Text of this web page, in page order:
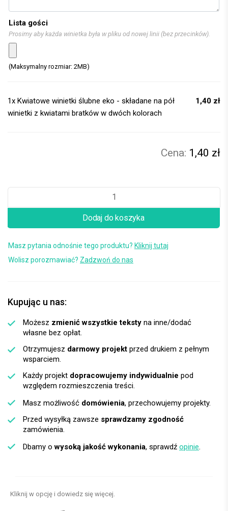
Lista gości
Prosimy aby każda winietka była w pliku od nowej linii (bez przecinków).
(Maksymalny rozmiar: 2MB)
1x Kwiatowe winietki ślubne eko - składane na pół
winietki z kwiatami bratków w dwóch kolorach
1,40 zł
1,40 zł
Dodaj do koszyka
Masz pytania odnośnie tego produktu? Kliknij tutaj
Wolisz porozmawiać? Zadzwoń do nas
Kupując u nas:
Możesz zmienić wszystkie teksty na inne/dodać
własne bez opłat.
Otrzymujesz darmowy projekt przed drukiem z pełnym
wsparciem.
Każdy projekt dopracowujemy indywidualnie pod
względem rozmieszczenia treści.
Masz możliwość domówienia, przechowujemy projekty.
Przed wysyłką zawsze sprawdzamy zgodność
zamówienia.
Dbamy owysoką jakość wykonania, sprawdź opinie.
Kliknij w opcję i dowiedz się więcej.